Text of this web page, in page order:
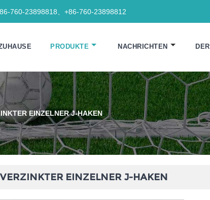
760-23898818、+86-760-23898812
PRODUKTE NACHRICHTEN
EINZELNER J-HAKEN
VERZINKTER EINZELNER J-HAKEN